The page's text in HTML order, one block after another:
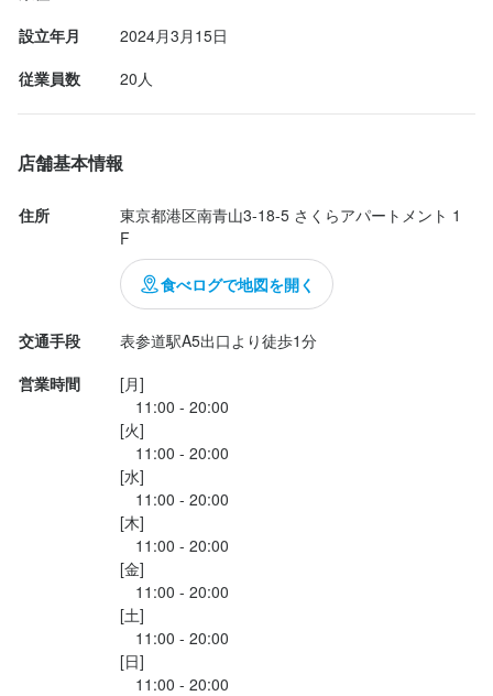
逸品。
1日8食限定
設立年月
2024月3月15日
従業員数
20人
店舗基本情報
住所
東京都港区南青山3-18-5 さくらアパートメント 1
F
食べログで地図を開く
交通手段
表参道駅A5出口より徒歩1分
営業時間
[月]
11:00 - 20:00
[火]
11:00 - 20:00
[水]
11:00 - 20:00
[木]
11:00 - 20:00
[金]
11:00 - 20:00
[土]
11:00 - 20:00
[日]
11:00 - 20:00